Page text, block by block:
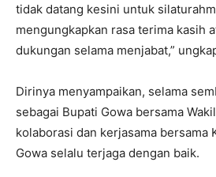
tidak datang kesini untuk
mengungkapkan rasa terima kasih
dukungan selama menjabat,”
Dirinya menyampaikan, selama
sebagai Bupati Gowa bersama
kolaborasi dan kerjasama bersama
Gowa selalu terjaga dengan baik.